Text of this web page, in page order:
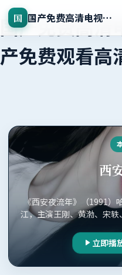
国 国产免费高清电视剧8090
国产免费高
产免费观看高
西
《西安夜流年》（1991）
江，主演王刚、黄渤、宋
国产免费观看高
立即播